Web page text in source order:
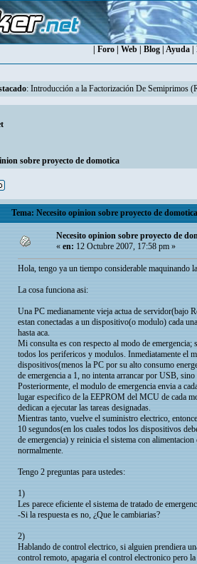
Foro Web Blog Ayuda
: Introducción a la Factorización De Semiprimos
sobre proyecto de domotica
Tema: Necesito opinion sobre proyecto de
Necesito opinion sobre proyecto de
«en:12 Octubre 2007, 17:58 pm »
Hola, tengo ya un tiempo considerable maquinando
La cosa funciona asi:
Una PC medianamente vieja actua de servidor(bajo
estan conectadas a un dispositivo(o modulo) cada
hasta aca.
Mi consulta es con respecto al modo de emergencia;
todos los perifericos y modulos. Inmediatamente el
dispositivos(menos la PC por su alto consumo
de emergencia a 1, no intenta arrancar por USB,
Posteriormente, el modulo de emergencia envia a
lugar especifico de la EEPROM del MCU de cada
dedican a ejecutar las tareas designadas.
Mientras tanto, vuelve el suministro electrico,
10 segundos(en los cuales todos los dispositivos
de emergencia) y reinicia el sistema con
normalmente.
Tengo 2 preguntas para ustedes:
1)
Les parece eficiente el sistema de tratado de
-Si la respuesta es no, ¿Que le cambiarias?
2)
Hablando de control electrico, si alguien prendiera
control remoto, apagaria el control electronico pero